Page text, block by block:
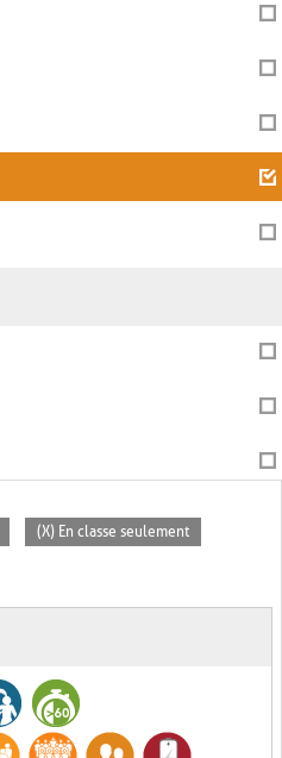
(X) En classe seulement